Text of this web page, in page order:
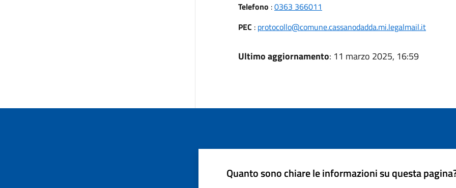
Telefono :0363 366011
PEC : protocollo@comune.cassanodadda.mi.legalmail.it
Ultimo aggiornamento: 11 marzo 2025, 16:59
Quanto sono chiare le informazioni su questa